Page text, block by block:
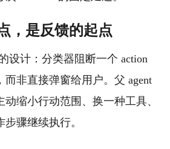
，是反馈的起点
设计：分类器阻断一个 action
，而非直接弹窗给用户。父 agent
缩小行动范围、换一种工具、
骤继续执行。